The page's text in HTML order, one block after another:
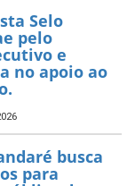
Blanc
de
(PAR)